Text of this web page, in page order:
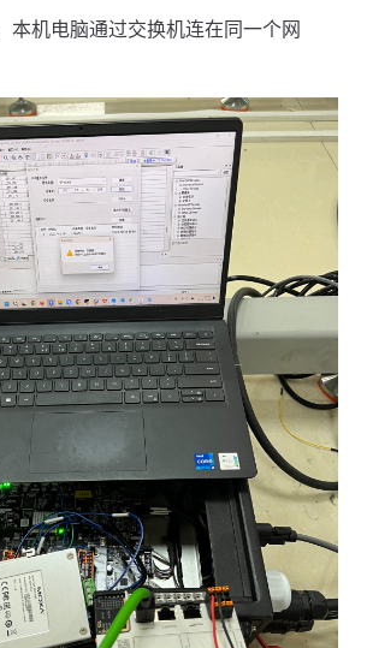
本机电脑通过交换机连在同一个网